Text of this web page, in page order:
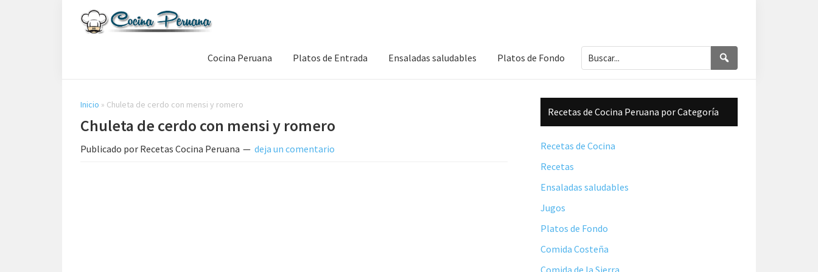
de
Comida
Peruana
Cocina Peruana Platos de Entrada Ensaladas saludables Platos de Fondo Buscar...
Inicio » Chuleta de cerdo con mensi y romero
Chuleta de cerdo con mensi y romero
Publicado por Recetas Cocina Peruana deja un comentario
Barra
lateral
principal
Recetas de Cocina Peruana por Categoría
Recetas de Cocina
Recetas
Ensaladas saludables
Jugos
Platos de Fondo
Comida Costeña
Comida de la Sierra